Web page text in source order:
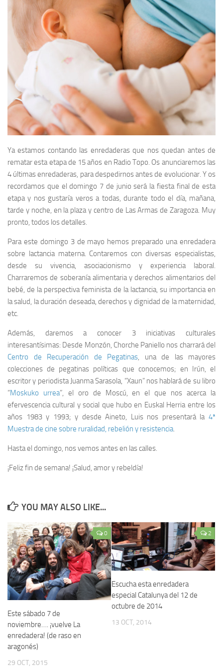
Ya estamos contando las enredaderas que nos quedan antes de
rematar esta etapa de 15 años en Radio Topo. Os anunciaremos las
4 últimas enredaderas, para despedirnos antes de evolucionar. Y os
recordamos que el domingo 7 de junio será la fiesta final de esta
etapa y nos gustaría veros a todas, durante todo el día, mañana,
tarde y noche, en la plaza y centro de Las Armas de Zaragoza. Muy
pronto, todos los detalles.
Para este domingo 3 de mayo hemos preparado una enredadera
sobre lactancia materna. Contaremos con diversas especialistas,
desde su vivencia, asociacionismo y experiencia laboral.
Charraremos de soberanía alimentaria y derechos alimentarios del
bebé, de la perspectiva feminista de la lactancia, su importancia en
la salud, la duración deseada, derechos y dignidad de la maternidad,
etc.
Además, daremos a conocer 3 iniciativas culturales
interesantísimas: Desde Monzón, Chorche Paniello nos charrará del
Centro de Recuperación de Pegatinas , una de las mayores
colecciones de pegatinas políticas que conocemos; en Irún, el
escritor y periodista Juanma Sarasola, “Xaun” nos hablará de su libro
“Moskuko urrea”, el oro de Moscú, en el que nos acerca la
efervescencia cultural y social que hubo en Euskal Herria entre los
años 1983 y 1993; y desde Aineto, Luis nos presentará la 4ª
Muestra de cine sobre ruralidad, rebelión y resistencia
Hasta el domingo, nos vemos antes en las calles.
¡Feliz fin de semana! ¡Salud, amor y rebeldía!
YOU MAY ALSO LIKE...
0
Este sábado 7 de
noviembre…. ¡vuelve La
enredadera! (de raso en
aragonés)
29 OCT, 2015
2
Escucha esta enredadera
especial Catalunya del 12 de
octubre de 2014
13 OCT, 2014